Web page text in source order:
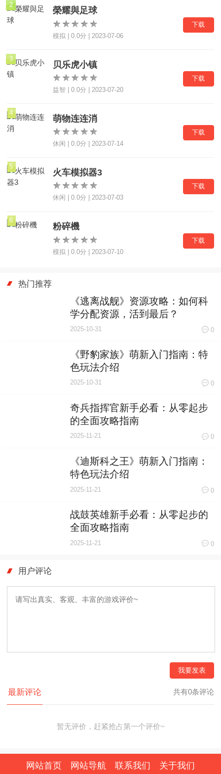
2
榮耀與足球
模拟 | 0.0分 | 2023-07-06
下载
3
贝乐虎小镇
益智 | 0.0分 | 2023-07-20
下载
4
萌物连连消
休闲 | 0.0分 | 2023-07-14
下载
5
火车模拟器3
休闲 | 0.0分 | 2023-07-03
下载
6
粉碎機
模拟 | 0.0分 | 2023-07-10
下载
热门推荐
《逃离战舰》资源攻略：如何科
学分配资源，活到最后？
2025-10-31 0
《野豹家族》萌新入门指南：特
色玩法介绍
2025-10-31 0
奇兵指挥官新手必看：从零起步
的全面攻略指南
2025-11-21 0
《迪斯科之王》萌新入门指南：
特色玩法介绍
2025-11-21 0
战鼓英雄新手必看：从零起步的
全面攻略指南
2025-11-21 0
用户评论
我要发表
最新评论 共有0条评论
暂无评价，赶紧抢占第一个评价~
网站首页 网站导航 联系我们 关于我们